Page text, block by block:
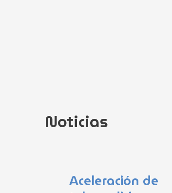
Noticias
Aceleración de